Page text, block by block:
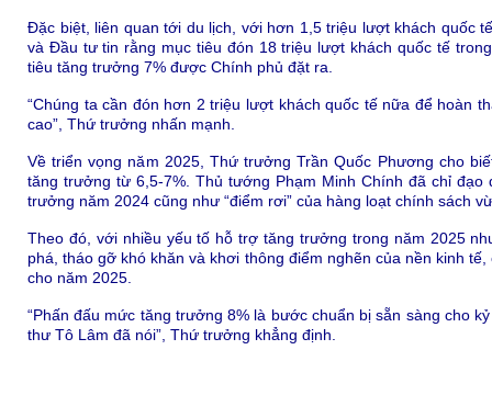
Đặc biệt, liên quan tới du lịch, với hơn 1,5 triệu lượt khách quốc
và Đầu tư tin rằng mục tiêu đón 18 triệu lượt khách quốc tế
tiêu tăng trưởng 7% được Chính phủ đặt ra.
“Chúng ta cần đón hơn 2 triệu lượt khách quốc tế nữa để hoàn
cao”, Thứ trưởng nhấn mạnh.
Về triển vọng năm 2025, Thứ trưởng Trần Quốc Phương cho
tăng trưởng từ 6,5-7%. Thủ tướng Phạm Minh Chính đã chỉ
trưởng năm 2024 cũng như “điểm rơi” của hàng loạt chính sách
Theo đó, với nhiều yếu tố hỗ trợ tăng trưởng trong năm 2025
phá, tháo gỡ khó khăn và khơi thông điểm nghẽn của nền kinh
cho năm 2025.
“Phấn đấu mức tăng trưởng 8% là bước chuẩn bị sẵn sàng cho
thư Tô Lâm đã nói”, Thứ trưởng khẳng định.